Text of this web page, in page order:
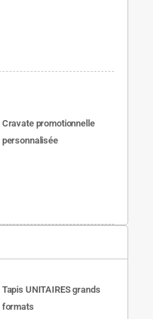
Cravate promotionnelle
personnalisée
Tapis UNITAIRES grands
formats